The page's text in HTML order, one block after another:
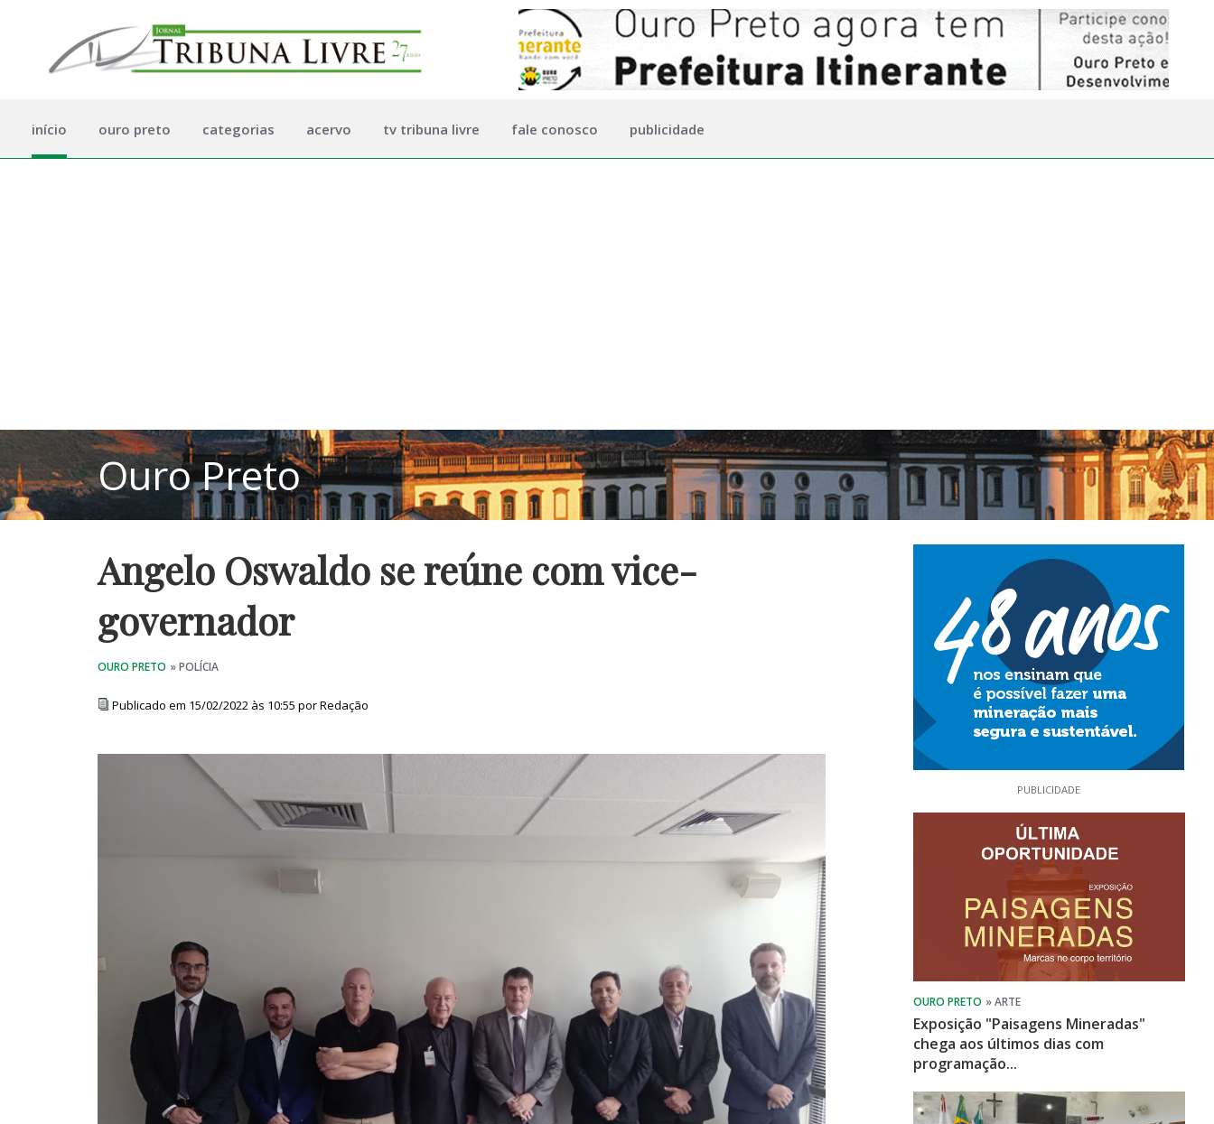
início ouro preto categorias acervo tv tribuna livre fale conosco publicidade
Angelo Oswaldo se reúne com vice-
governador
Publicado em 15/02/2022 às 10:55 por Redação
PUBLICIDADE
Exposição "Paisagens Mineradas"
chega aos últimos dias com
programação...